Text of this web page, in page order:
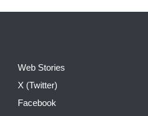
Web Stories
X (Twitter)
Facebook